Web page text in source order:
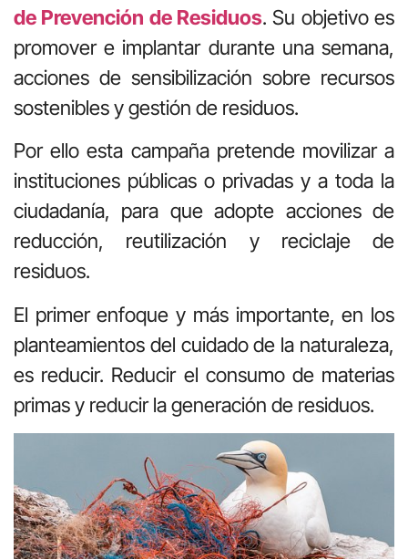
de Prevención de Residuos. Su objetivo es
promover e implantar durante una semana,
acciones de sensibilización sobre recursos
sostenibles y gestión de residuos.
Por ello esta campaña pretende movilizar a
instituciones públicas o privadas y a toda la
ciudadanía, para que adopte acciones de
reducción, reutilización y reciclaje de
residuos.
El primer enfoque y más importante, en los
planteamientos del cuidado de la naturaleza,
es reducir. Reducir el consumo de materias
primas y reducir la generación de residuos.